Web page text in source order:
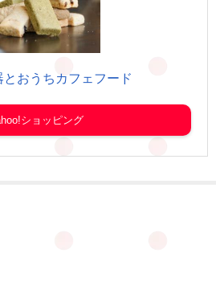
おうちカフェフード
ショッピング